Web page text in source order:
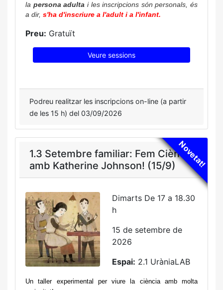
la persona adulta i les inscripcions són personals, és
a dir, s'ha d'inscriure a l'adult i a l'infant.
Preu: Gratuït
Veure sessions
Podreu realitzar les inscripcions on-line (a partir
de les 15 h) del 03/09/2026
Novetat!
1.3 Setembre familiar: Fem Ciència
amb Katherine Johnson! (15/9)
Dimarts De 17 a 18.30
h
15 de setembre de
2026
Espai: 2.1 UràniaLAB
Un taller experimental per viure la ciència amb molta